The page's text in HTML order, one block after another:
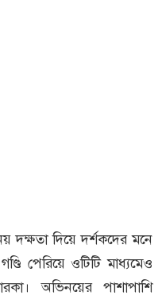
দক্ষতা দিয়ে দর্শকদের মনে
পেরিয়ে ওটিটি মাধ্যমেও
অভিনয়ের পাশাপাশি